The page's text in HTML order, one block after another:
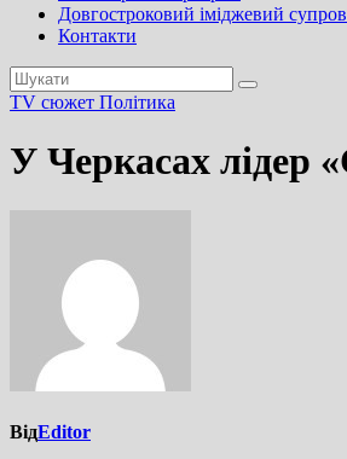
Довгостроковий іміджевий
Контакти
TV сюжет Політика
У Черкасах лідер
ВідEditor